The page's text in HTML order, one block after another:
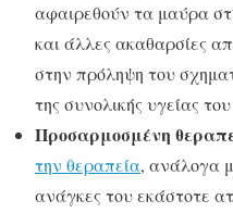
αφαιρεθούν τα μαύρα
και άλλες ακαθαρσίες
στην πρόληψη του
της συνολικής υγείας
Προσαρμοσμένη
την θεραπεία, ανάλογα
ανάγκες του εκάστοτε